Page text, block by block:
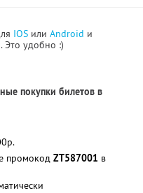
IOS или Android и
Это удобно :)
покупки билетов в
промокод ZT587001 в